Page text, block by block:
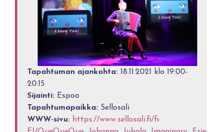
Tapahtuman ajankohta: 18.11.2021 klo 19:00-
20:15
Sijainti: Espoo
Tapahtumapaikka: Sellosali
WWW-sivu: https://www.sellosali.fi/fi-